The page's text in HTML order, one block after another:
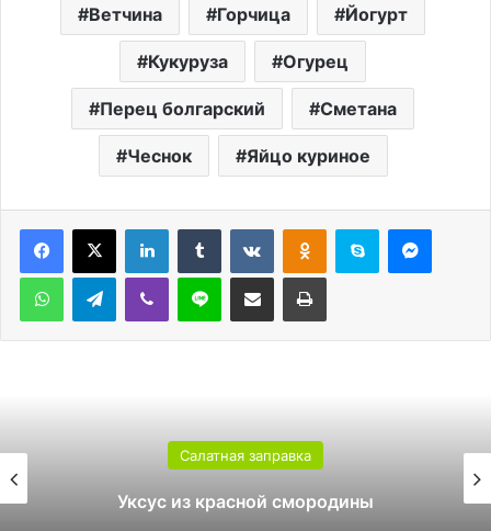
Ветчина Горчица Йогурт
Кукуруза Огурец
Перец болгарский Сметана
Чеснок Яйцо куриное
LinkedInTumblr ВконтактеОдноклассники
Skype
WhatsAppTelegramViber Line Поделиться через электронную почту Печатать
Салатная заправка
Уксус из красной смородины